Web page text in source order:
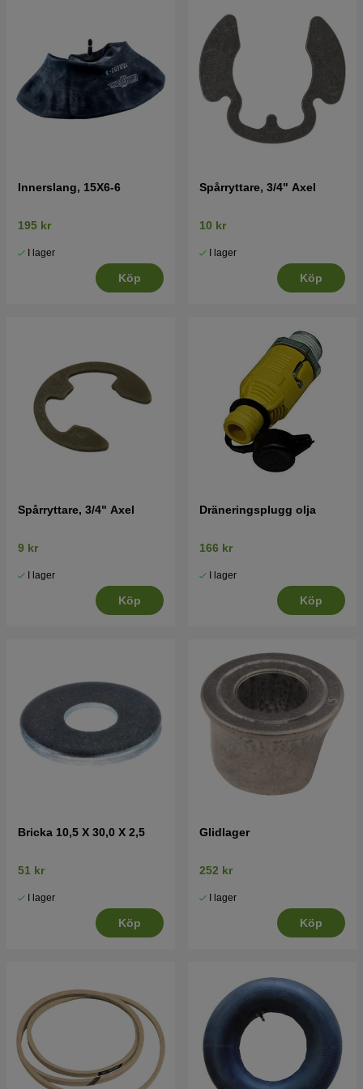
Husqvarna YT150 1996-01 (HEYT150A, 954820031)
Innerslang, 15X6-6
195 kr
I lager
Köp
Spårryttare, 3/4" Axel
10 kr
I lager
Köp
Spårryttare, 3/4" Axel
9 kr
I lager
Köp
Dräneringsplugg olja
166 kr
I lager
Köp
Bricka 10,5 X 30,0 X 2,5
51 kr
I lager
Köp
Glidlager
252 kr
I lager
Köp